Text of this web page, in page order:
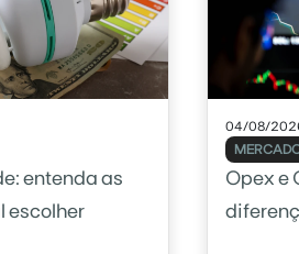
entenda as
escolher
04/08/
Opex e